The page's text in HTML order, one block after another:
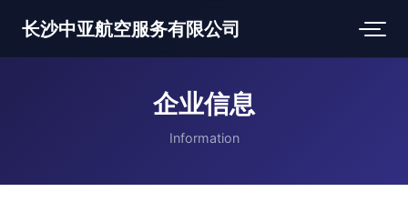
长沙中亚航空服务有限公司
企业信息
Information